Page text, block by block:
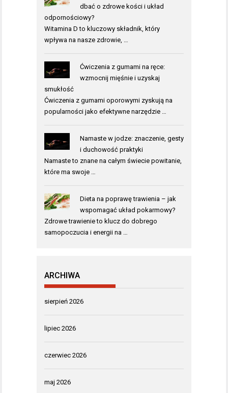
dbać o zdrowe kości i układ
odpornościowy?
Witamina D to kluczowy składnik, który
wpływa na nasze zdrowie, …
Ćwiczenia z gumami na ręce:
wzmocnij mięśnie i uzyskaj
smukłość
Ćwiczenia z gumami oporowymi zyskują na
popularności jako efektywne narzędzie …
Namaste w jodze: znaczenie, gesty
i duchowość praktyki
Namaste to znane na całym świecie powitanie,
które ma swoje …
Dieta na poprawę trawienia – jak
wspomagać układ pokarmowy?
Zdrowe trawienie to klucz do dobrego
samopoczucia i energii na …
ARCHIWA
sierpień 2026
lipiec 2026
czerwiec 2026
maj 2026